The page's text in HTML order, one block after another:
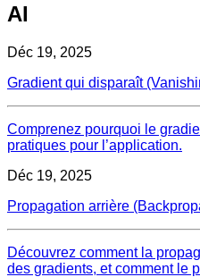
AI
Déc 19, 2025
Gradient qui disparaît
Comprenez pourquoi le
pratiques pour l’application.
Déc 19, 2025
Propagation arrière
Découvrez comment la
des gradients, et comment le